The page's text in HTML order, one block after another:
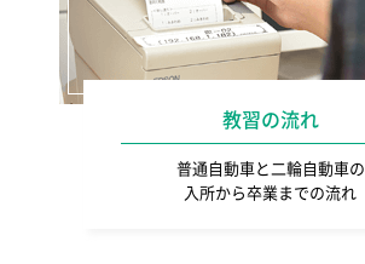
教習の流れ
普通自動車と二輪自動車の
入所から卒業までの流れ